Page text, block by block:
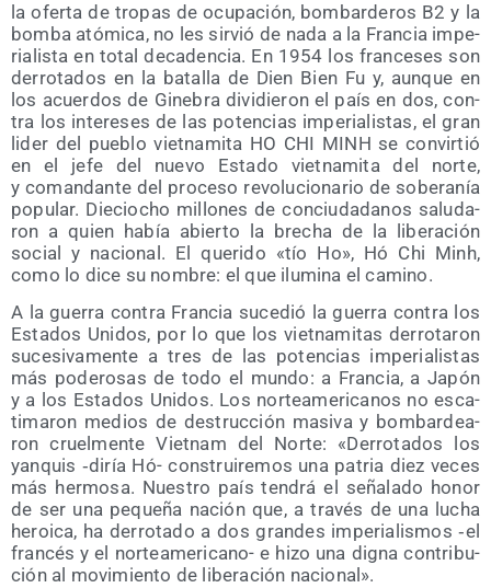
la ofer­ta de tro­pas de ocu­pa­ción, bom­bar­de­ros B2 y la
bom­ba ató­mi­ca, no les sir­vió de nada a la Fran­cia impe­
ria­lis­ta en total deca­den­cia. En 1954 los fran­ce­ses son
derro­ta­dos en la bata­lla de Dien Bien Fu y, aun­que en
los acuer­dos de Gine­bra divi­die­ron el país en dos, con­
tra los intere­ses de las poten­cias impe­ria­lis­tas, el gran
lider del pue­blo viet­na­mi­ta HO CHI MINH se con­vir­tió
en el jefe del nue­vo Esta­do viet­na­mi­ta del nor­te,
y coman­dan­te del pro­ce­so revo­lu­cio­na­rio de sobe­ra­nía
popu­lar. Die­cio­cho millo­nes de con­ciu­da­da­nos salu­da­
ron a quien había abier­to la bre­cha de la libe­ra­ción
social y nacio­nal. El que­ri­do «tío Ho», Hó Chi Minh,
como lo dice su nom­bre: el que ilu­mi­na el camino.
A la gue­rra con­tra Fran­cia suce­dió la gue­rra con­tra los
Esta­dos Uni­dos, por lo que los viet­na­mi­tas derro­ta­ron
suce­si­va­men­te a tres de las poten­cias impe­ria­lis­tas
más pode­ro­sas de todo el mun­do: a Fran­cia, a Japón
y a los Esta­dos Uni­dos. Los nor­te­ame­ri­ca­nos no esca­
ti­ma­ron medios de des­truc­ción masi­va y bom­bar­dea­
ron cruel­men­te Viet­nam del Nor­te: «Derro­ta­dos los
yan­quis ‑diría Hó- cons­trui­re­mos una patria diez veces
más her­mo­sa. Nues­tro país ten­drá el seña­la­do honor
de ser una peque­ña nación que, a tra­vés de una lucha
heroi­ca, ha derro­ta­do a dos gran­des impe­ria­lis­mos ‑el
fran­cés y el nor­te­ame­ri­cano- e hizo una dig­na con­tri­bu­
ción al movi­mien­to de libe­ra­ción nacional».